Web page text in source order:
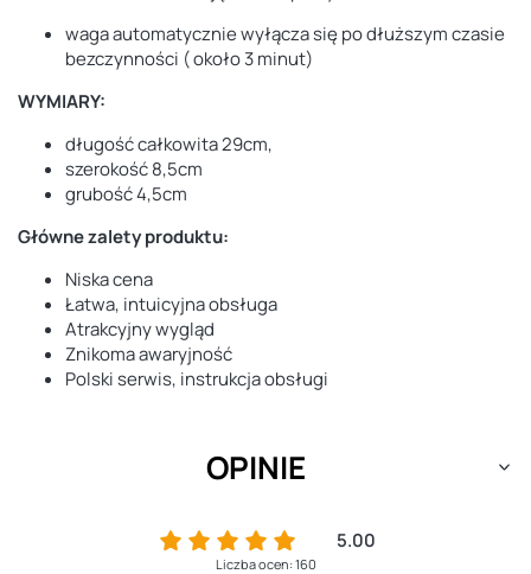
waga automatycznie wyłącza się po dłuższym czasie
bezczynności ( około 3 minut)
WYMIARY:
długość całkowita 29cm,
szerokość 8,5cm
grubość 4,5cm
Główne zalety produktu:
Niska cena
Łatwa, intuicyjna obsługa
Atrakcyjny wygląd
Znikoma awaryjność
Polski serwis, instrukcja obsługi
OPINIE
5.00
Liczba ocen: 160